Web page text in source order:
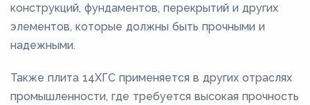
конструкций, фундаментов, перекрытий и других
элементов, которые должны быть прочными и
надежными.
Также плита 14ХГС применяется в других отраслях
промышленности, где требуется высокая прочность